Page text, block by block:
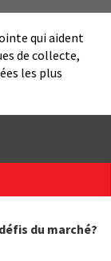
qui aident
de collecte,
les plus
du marché?